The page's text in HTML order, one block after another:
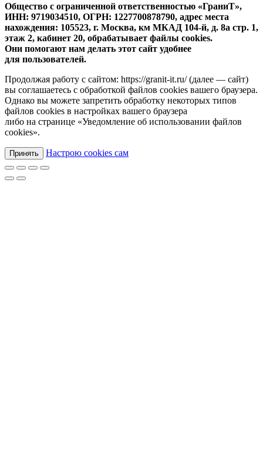
Общество с ограниченной ответственностью «ГраниТ»,
ИНН: 9719034510, ОГРН: 1227700878790, адрес места
нахождения: 105523, г. Москва, км МКАД 104-й, д. 8а стр. 1,
этаж 2, кабинет 20, обрабатывает файлы cookies.
Они помогают нам делать этот сайт удобнее
для пользователей.
Продолжая работу с сайтом: https://granit-it.ru/ (далее — сайт)
вы соглашаетесь с обработкой файлов cookies вашего браузера.
Однако вы можете запретить обработку некоторых типов
файлов cookies в настройках вашего браузера
либо на странице «Уведомление об использовании файлов
cookies».
Принять Настрою cookies сам